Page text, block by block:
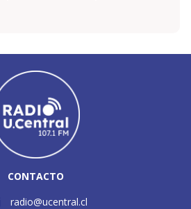
CONTACTO
radio@ucentral.cl